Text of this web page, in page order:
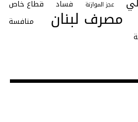
عجز الموازنة فساد قطاع خاص
مصرف لبنان
منافسة